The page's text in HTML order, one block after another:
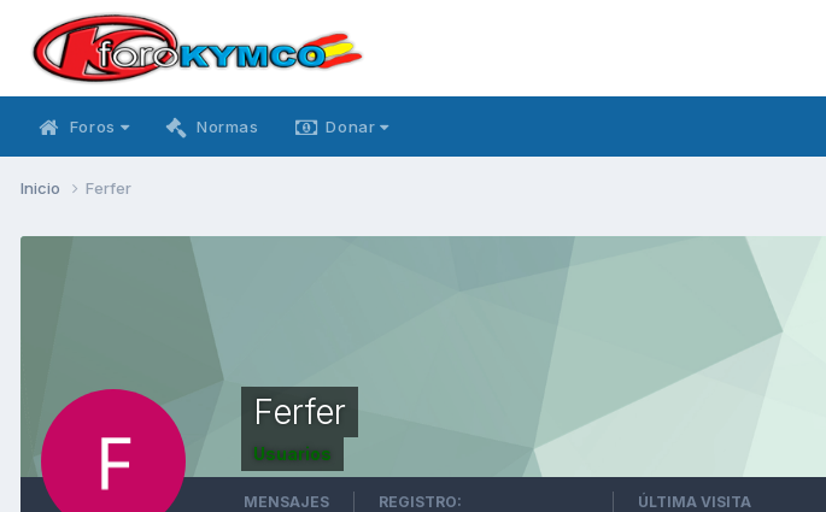
Foros Normas Donar
Inicio Ferfer
Ferfer
Usuarios
MENSAJES REGISTRO: ÚLTIMA VISITA